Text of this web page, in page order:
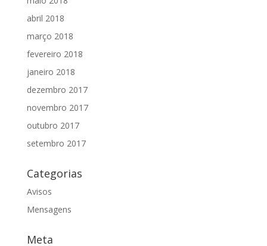
abril 2018
março 2018
fevereiro 2018
janeiro 2018
dezembro 2017
novembro 2017
outubro 2017
setembro 2017
Categorias
Avisos
Mensagens
Meta